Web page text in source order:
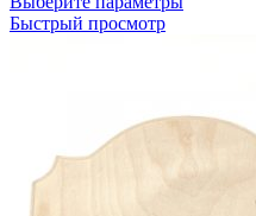
можно
выбрать
на
Быстрый просмотр